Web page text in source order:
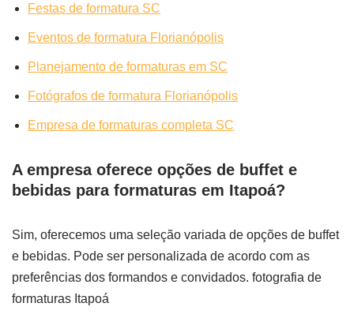
Festas de formatura SC
Eventos de formatura Florianópolis
Planejamento de formaturas em SC
Fotógrafos de formatura Florianópolis
Empresa de formaturas completa SC
A empresa oferece opções de buffet e
bebidas para formaturas em Itapoá?
Sim, oferecemos uma seleção variada de opções de buffet
e bebidas. Pode ser personalizada de acordo com as
preferências dos formandos e convidados. fotografia de
formaturas Itapoá